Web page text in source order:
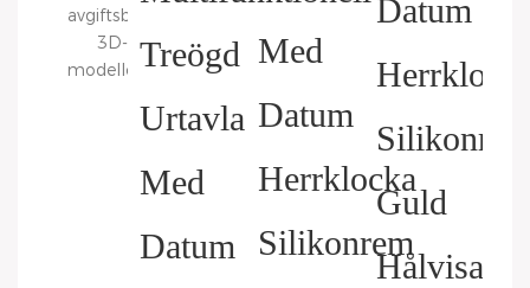
avgiftsbelagda
3D-
modelleringstjänster